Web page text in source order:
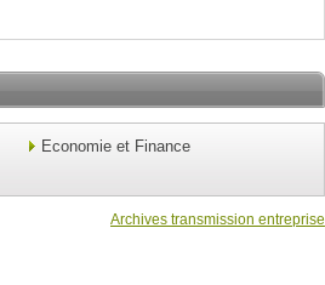
Economie et Finance
Archives transmission entreprise